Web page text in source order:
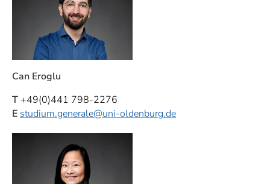
Can Eroglu
T +49(0)441 798-2276
E studium.generale@uni-oldenburg.de